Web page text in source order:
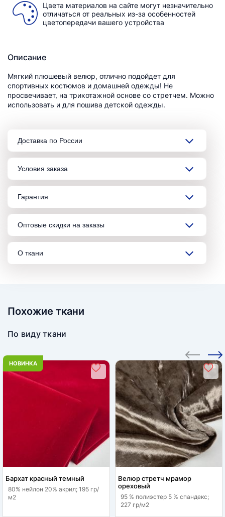
Цвета материалов на сайте могут незначительно
отличаться от реальных из-за особенностей
цветопередачи вашего устройства
Описание
Мягкий плюшевый велюр, отлично подойдет для
спортивных костюмов и домашней одежды! Не
просвечивает, на трикотажной основе со стретчем. Можно
использовать и для пошива детской одежды.
Доставка по России
Условия заказа
Гарантия
Оптовые скидки на заказы
О ткани
Похожие ткани
По виду ткани
НОВИНКА
Бархат красный темный
80% нейлон 20% акрил; 195 гр/
м2
Велюр стретч мрамор
ореховый
95 % полиэстер 5 % спандекс;
227 гр/м2